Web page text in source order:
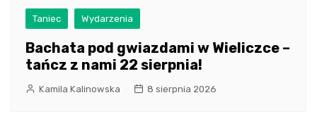
Taniec Wydarzenia
Bachata pod gwiazdami w Wieliczce –
tańcz z nami 22 sierpnia!
Kamila Kalinowska 8 sierpnia 2026